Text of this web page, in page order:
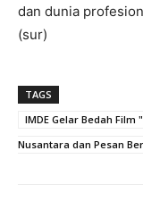
dan dunia
(sur)
TAGS
IMDE Gelar Bedah
Nusantara dan Pesan